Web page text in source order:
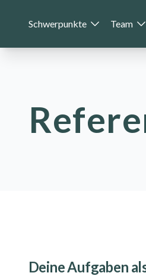
Schwerpunkte Team
Deine Aufgaben